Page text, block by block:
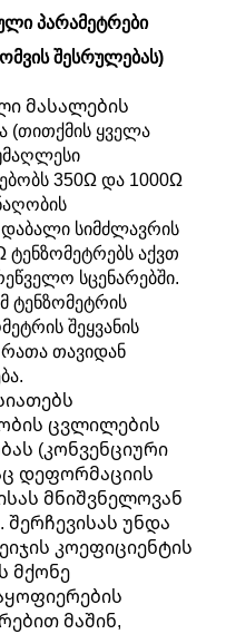
პარამეტრები
შესრულებას)
მასალების
(თითქმის ყველა
350Ω და 1000Ω
დაბალი სიმძლავრის
ტენზომეტრებს აქვთ
სცენარებში.
ტენზომეტრის
შეყვანის
რათა თავიდან
ცვლილების
(კონვენციური
დეფორმაციის
მნიშვნელოვან
უნდა
კოეფიციენტის
მქონე
მაშინ,